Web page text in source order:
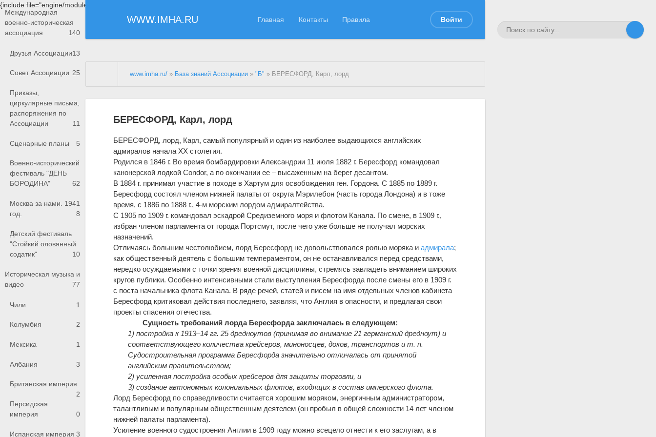
{include file="engine/modules/saperu/head.php"}
WWW.IMHA.RU Главная Контакты Правила Войти
Международная
военно-историческая
ассоциация
140
Друзья Ассоциации13
Совет Ассоциации 25
Приказы,
циркулярные письма,
распоряжения по
Ассоциации
11
Сценарные планы 5
Военно-исторический
фестиваль "ДЕНЬ
БОРОДИНА"
62
Москва за нами. 1941
год.
8
Детский фестиваль
"Стойкий оловянный
содатик"
10
Историческая музыка и
видео
77
Чили 1
Колумбия 2
Мексика 1
Албания 3
Британская империя
2
Персидская
империя
0
Испанская империя 3
www.imha.ru/ » База знаний Ассоциации »"Б" » БЕРЕСФОРД, Карл, лорд
БЕРЕСФОРД, Карл, лорд
БЕРЕСФОРД, лорд, Карл, самый популярный и один из наиболее выдающихся английских
адмиралов начала XX столетия.
Родился в 1846 г. Во время бомбардировки Александрии 11 июля 1882 г. Бересфорд командовал
канонерской лодкой Condor, а по окончании ее – высаженным на берег десантом.
В 1884 г. принимал участие в походе в Хартум для освобождения ген. Гордона. С 1885 по 1889 г.
Бересфорд состоял членом нижней палаты от округа Мэрилебон (часть города Лондона) и в тоже
время, с 1886 по 1888 г., 4-м морским лордом адмиралтейства.
С 1905 по 1909 г. командовал эскадрой Средиземного моря и флотом Канала. По смене, в 1909 г.,
избран членом парламента от города Портсмут, после чего уже больше не получал морских
назначений.
Отличаясь большим честолюбием, лорд Бересфорд не довольствовался ролью моряка иадмирала;
как общественный деятель с большим темпераментом, он не останавливался перед средствами,
нередко осуждаемыми с точки зрения военной дисциплины, стремясь завладеть вниманием широких
кругов публики. Особенно интенсивными стали выступления Бересфорда после смены его в 1909 г.
с поста начальника флота Канала. В ряде речей, статей и писем на имя отдельных членов кабинета
Бересфорд критиковал действия последнего, заявляя, что Англия в опасности, и предлагая свои
проекты спасения отечества.
Сущность требований лорда Бересфорда заключалась в следующем:
1) постройка к 1913–14 гг. 25 дредноутов (принимая во внимание 21 германский дредноут) и
соответствующего количества крейсеров, миноносцев, доков, транспортов и т. п.
Судостроительная программа Бересфорда значительно отличалась от принятой
английским правительством;
2) усиленная постройка особых крейсеров для защиты торговли, и
3) создание автономных колониальных флотов, входящих в состав имперского флота.
Лорд Бересфорд по справедливости считается хорошим моряком, энергичным администратором,
талантливым и популярным общественным деятелем (он пробыл в общей сложности 14 лет членом
нижней палаты парламента).
Усиление военного судостроения Англии в 1909 году можно всецело отнести к его заслугам, а в